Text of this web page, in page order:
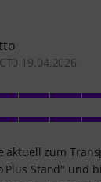
19.04.2026
aktuell zum
Plus Stand" und